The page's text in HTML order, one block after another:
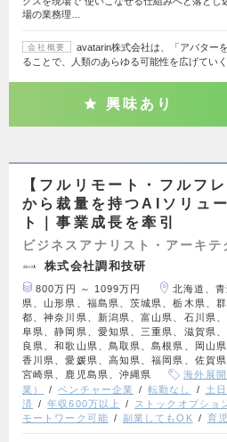
場の業務理…
会社概要
avatarin株式会社は、「アバター
ることで、人類のあらゆる可能性を広げてい
興味あり
【フルリモート・フルフ
から裁量を持つAIソリュ
ト｜事業成長を牽引
ビジネスアナリスト・アーキテ
株式会社調和技研
800万円 ～ 1099万円
北海道、
県、山形県、福島県、茨城県、栃木県、
都、神奈川県、新潟県、富山県、石川県
阜県、静岡県、愛知県、三重県、滋賀県
良県、和歌山県、鳥取県、島根県、岡山
香川県、愛媛県、高知県、福岡県、佐賀
宮崎県、鹿児島県、沖縄県
海外展
業）
ベンチャー企業 転勤なし 土
済
年収600万以上 ストックオプショ
モートワーク可能
副業してもOK 育